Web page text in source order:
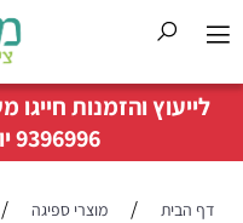
לייעוץ והזמנות חייגו
9396996
דף הבית / מוצרי ספיגה /